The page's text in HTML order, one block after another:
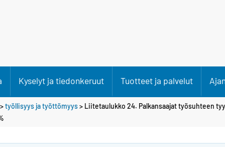
Kyselyt ja tiedonkeruut Tuotteet ja palvelut
työllisyys ja työttömyys> Liitetaulukko 24. Palkansaajat työsuhteen